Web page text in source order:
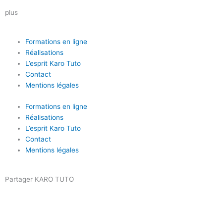
plus
Formations en ligne
Réalisations
L’esprit Karo Tuto
Contact
Mentions légales
Formations en ligne
Réalisations
L’esprit Karo Tuto
Contact
Mentions légales
Partager KARO TUTO